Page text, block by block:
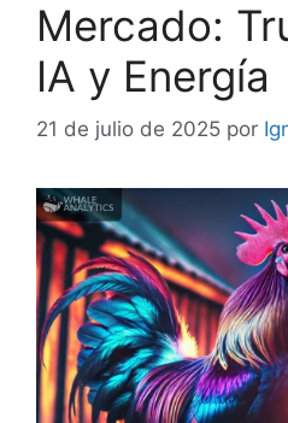
Mercado:
IA y Energía
21 de julio de 2025 por